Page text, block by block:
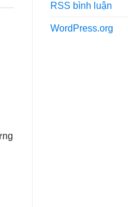
RSS bình luận
WordPress.org